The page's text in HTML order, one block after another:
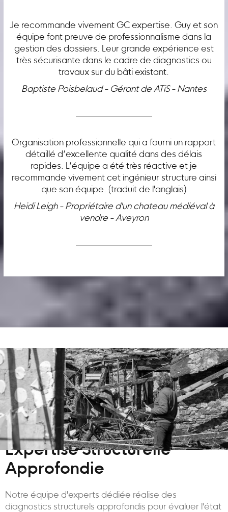
Je recommande vivement GC expertise. Guy et son
équipe font preuve de professionnalisme dans la
gestion des dossiers. Leur grande expérience est
très sécurisante dans le cadre de diagnostics ou
travaux sur du bâti existant.
Baptiste Poisbelaud - Gérant de ATiS - Nantes
Organisation professionnelle qui a fourni un rapport
détaillé d’excellente qualité dans des délais
rapides. L’équipe a été très réactive et je
recommande vivement cet ingénieur structure ainsi
que son équipe. (traduit de l'anglais)
Heidi Leigh - Propriétaire d'un chateau médiéval à
vendre - Aveyron
Expertise Structurelle
Approfondie
Notre équipe d'experts dédiée réalise des
diagnostics structurels approfondis pour évaluer l'état